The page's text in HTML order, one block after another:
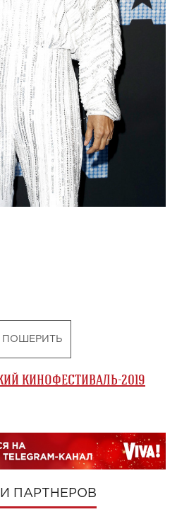
ПОШЕРИТЬ
КИНОФЕСТИВАЛЬ-2019
ПАРТНЕРОВ